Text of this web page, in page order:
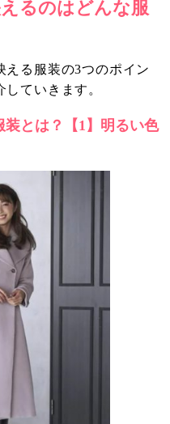
るのはどんな服
える服装の3つのポイン
ていきます。
とは？【1】明るい色